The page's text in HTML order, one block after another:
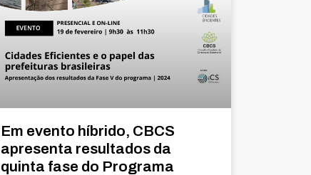
Em evento híbrido, CBCS
apresenta resultados da
quinta fase do Programa